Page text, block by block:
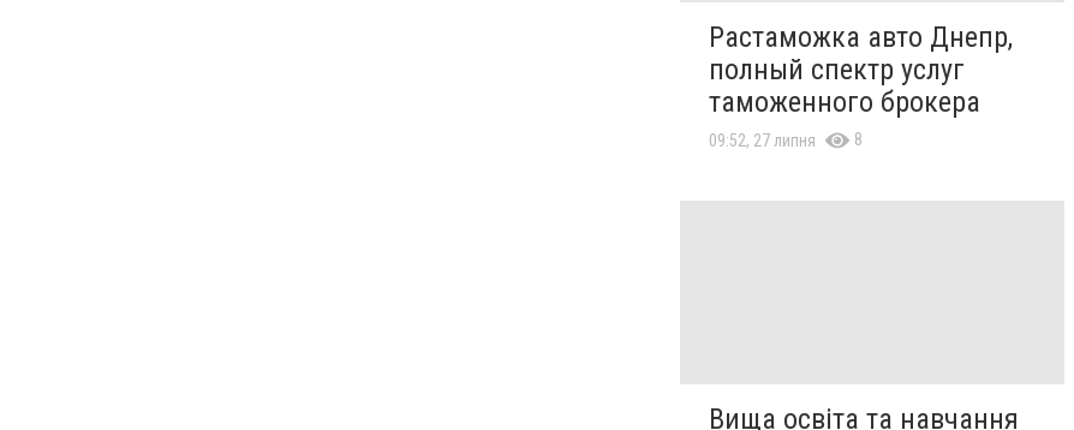
Растаможка авто Днепр,
полный спектр услуг
таможенного брокера
09:52, 27 липня 8
Вища освіта та навчання